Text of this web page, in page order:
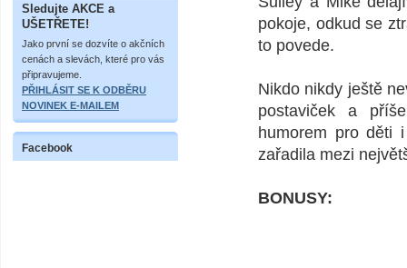
Sledujte AKCE a
UŠETŘETE!
Jako první se dozvíte o akčních
cenách a slevách, které pro vás
připravujeme.
PŘIHLÁSIT SE K ODBĚRU
NOVINEK E-MAILEM
Facebook
pokoje, odkud se
to povede.
Nikdo nikdy ještě
postaviček a
humorem pro děti
zařadila mezi
BONUSY: